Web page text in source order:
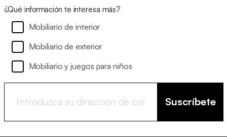
¿Qué información te interesa más?
Mobiliario de interior
Mobiliario de exterior
Mobiliario y juegos para niños
Suscríbete